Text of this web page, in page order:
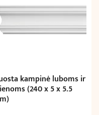
kampinė luboms ir
(240 x 5 x 5.5